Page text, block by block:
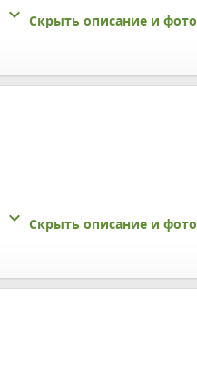
Скрыть описание и фото
Скрыть описание и фото